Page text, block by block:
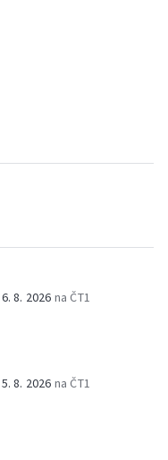
6. 8. 2026 na ČT1
5. 8. 2026 na ČT1